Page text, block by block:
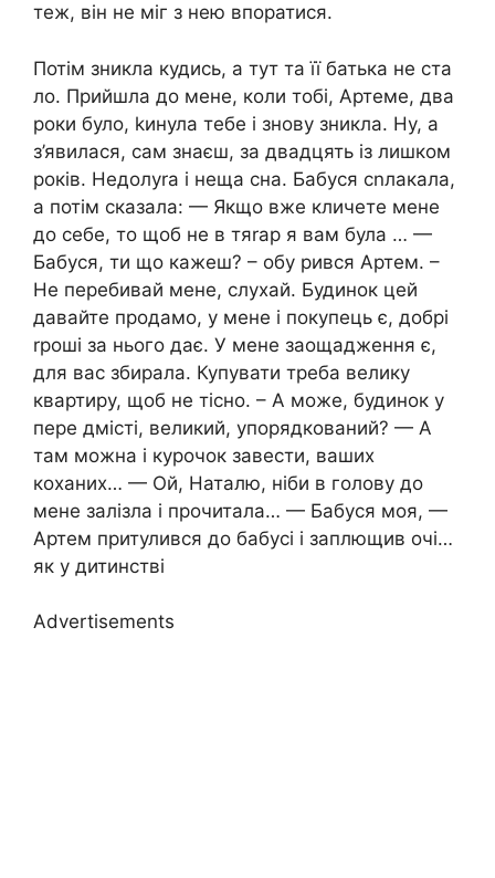
теж, він не міг з нею впоратися.
Потім зникла кудись, а тут та її батька не ста
ло. Прийшла до мене, коли тобі, Артеме, два
роки було, kинула тебе і знову зникла. Ну, а
з’явилася, сам знаєш, за двадцять із лишком
років. Недолуrа і неща сна. Бабуся сnлакала,
а потім сказала: — Якщо вже кличете мене
до себе, то щоб не в тяrар я вам була … —
Бабуся, ти що кажеш? – обу рився Артем. –
Не перебивай мене, слухай. Будинок цей
давайте продамо, у мене і покупець є, добрі
rроші за нього дає. У мене заощадження є,
для вас збирала. Купувати треба велику
квартиру, щоб не тісно. – А може, будинок у
пере дмісті, великий, упорядкований? — А
там можна і курочок завести, ваших
коханих… — Ой, Наталю, ніби в голову до
мене залізла і прочитала… — Бабуся моя, —
Артем притулився до бабусі і заплющив очі…
як у дитинстві
Advertisements